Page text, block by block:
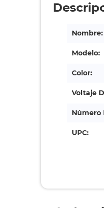
Nombre:
Modelo:
Color:
Voltaje
Número
UPC: